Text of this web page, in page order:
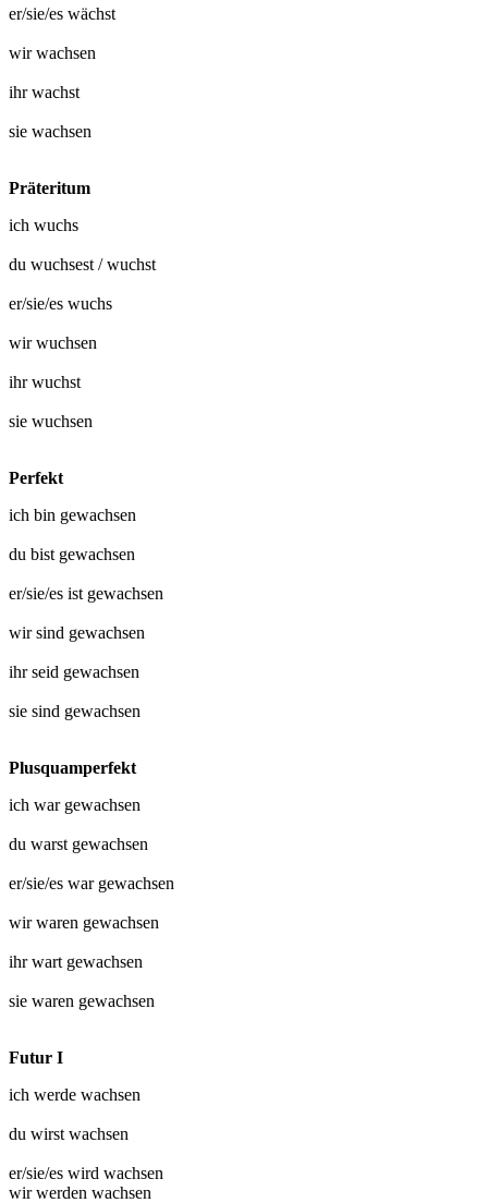
er/sie/es wächst
wirwachsen
ihrwachst
sie wachsen
Präteritum
ich wuchs
du wuchsest /wuchst
er/sie/es wuchs
wirwuchsen
ihrwuchst
sie wuchsen
Perfekt
ich bin gewachsen
du bist gewachsen
er/sie/es ist gewachsen
wir sind gewachsen
ihr seid gewachsen
sie sind gewachsen
Plusquamperfekt
ich war gewachsen
du warst gewachsen
er/sie/es war gewachsen
wir waren gewachsen
ihr wart gewachsen
sie waren gewachsen
Futur I
ich werde wachsen
du wirst wachsen
er/sie/es wird wachsen
wir werden wachsen